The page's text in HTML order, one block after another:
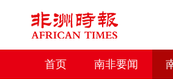
首页 南非要闻